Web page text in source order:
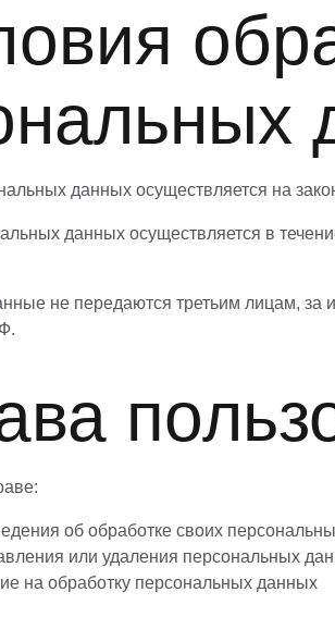
данных осуществляется на
данных осуществляется в
не передаются третьим лицам, за
об обработке своих
или удаления персональных
на обработку персональных данных